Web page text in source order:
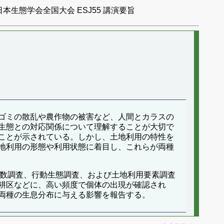
本生態学会全国大会 ESJ55 講演要旨
ミの散乱や農作物の被害など、人間とカラスの
態との対応関係について理解することが大切で
とが示されている。しかし、土地利用の特性を
利用の形態や利用状態に着目し、これらが両種
調査、行動生態調査、および土地利用要素調査
区などに、高い頻度で個体の出現が確認され
の生息分布に与える影響を報告する。